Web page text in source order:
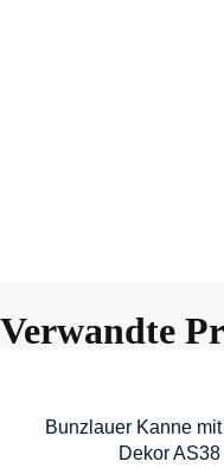
Verwandte
Bunzlauer Kanne
Dekor